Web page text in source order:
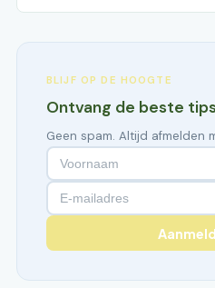
BLIJF OP DE HOOGTE
Ontvang de beste
Geen spam. Altijd afmelden